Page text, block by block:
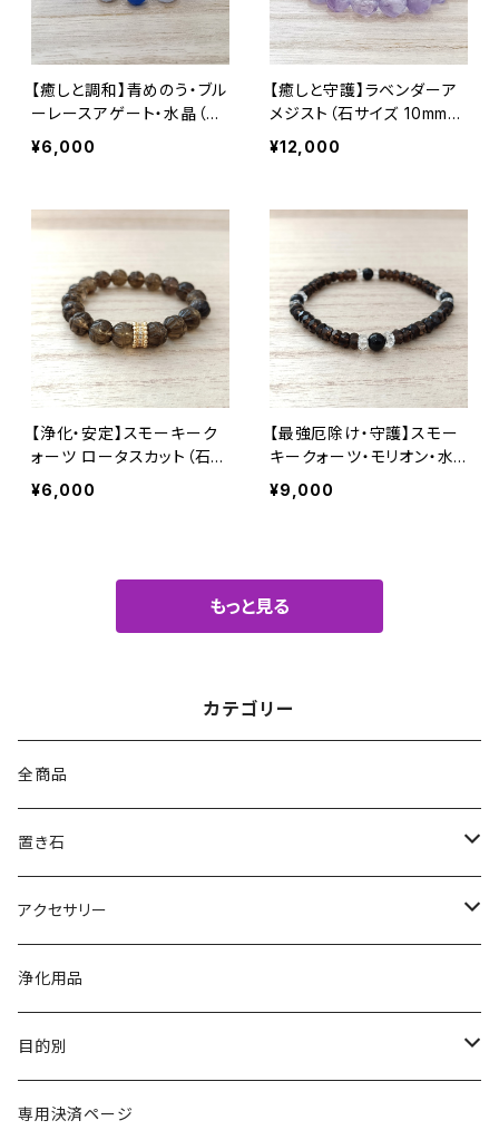
【癒しと調和】青めのう・ブル
ーレースアゲート・水晶（石
サイズ：8mm）内径16cm
¥6,000
【癒しと守護】ラベンダーア
メジスト（石サイズ 10mm
玉） 内径15cm
¥12,000
【浄化・安定】スモーキーク
ォーツ ロータスカット（石サ
イズ：10mm）内径15cm
¥6,000
【最強厄除け・守護】スモー
キークォーツ・モリオン・水
晶（石サイズ：6mm ボタンカ
ット）内径17cm
¥9,000
もっと見る
カテゴリー
全商品
置き石
原石
ポイント
丸玉
その他
アクセサリー
ブレスレット
ペンダント・ネックレス
その他
浄化用品
目的別
金運・財運・仕事運
専用決済ページ